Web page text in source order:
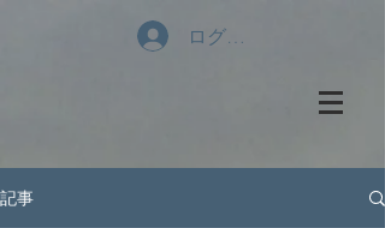
ログイン
記事